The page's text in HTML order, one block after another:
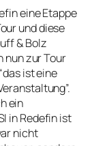
eine Etappe
und diese
& Bolz
nun zur Tour
ist eine
ein
in Redefin ist
nicht